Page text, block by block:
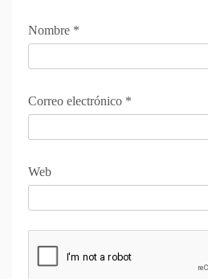
Nombre *
Correo electrónico *
Web